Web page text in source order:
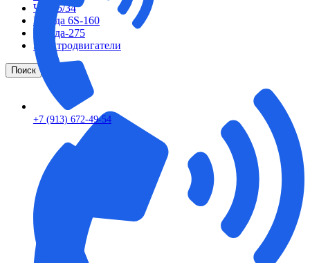
ЧН 25/34
Шкода 6S-160
Шкода-275
Электродвигатели
Поиск
+7 (913) 672-49-54